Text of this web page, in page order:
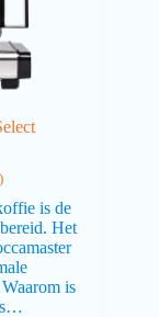
is de
Het
is